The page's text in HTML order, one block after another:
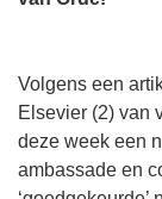
Volgens een
Elsevier (2) van
deze week een
ambassade en